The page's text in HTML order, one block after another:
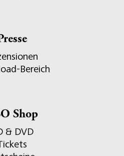
Bereich
Shop
& DVD